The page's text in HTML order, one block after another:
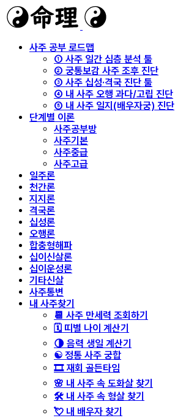
사주 공부 로드맵
① 사주 일간 심층 분석 툴
② 궁통보감 사주 조후 진단
③ 사주 십성·격국 진단 툴
④ 내 사주 오행 과다/고립 진단
⑤ 내 사주 일지(배우자궁) 진단
단계별 이론
사주공부방
사주기본
사주중급
사주고급
일주론
천간론
지지론
격국론
십성론
오행론
합충형해파
십이신살론
십이운성론
기타신살
사주통변
내 사주찾기
📆 사주 만세력 조회하기
🗓️ 띠별 나이 계산기
🌗 음력 생일 계산기
☯️ 정통 사주 궁합
🎞️ 재회 골든타임
🌸 내 사주 속 도화살 찾기
🛠️ 내 사주 속 형살 찾기
💘 내 배우자 찾기